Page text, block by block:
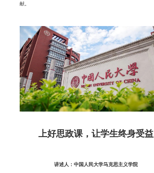
献。
上好思政课，让学生终身受益
讲述人：中国人民大学马克思主义学院